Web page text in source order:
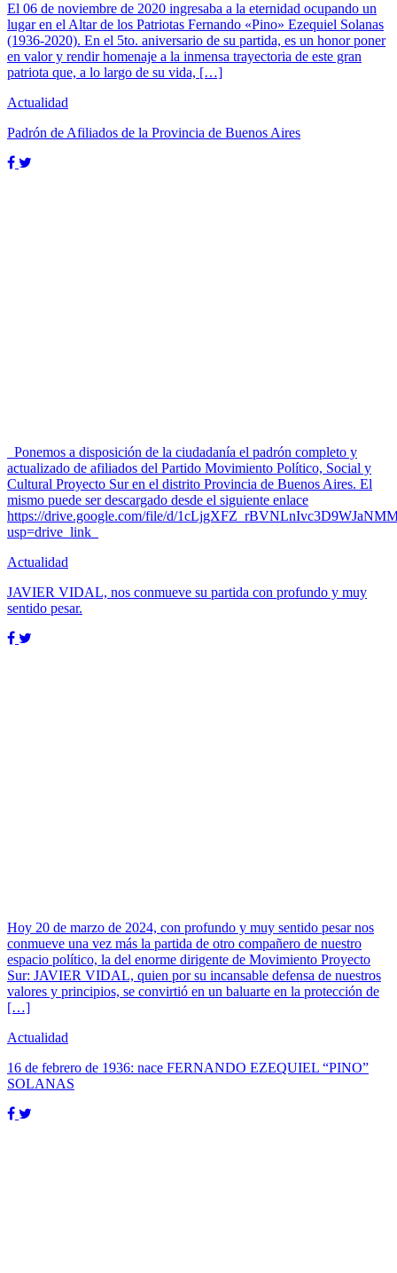
El 06 de noviembre de 2020 ingresaba a la eternidad ocupando un
lugar en el Altar de los Patriotas Fernando «Pino» Ezequiel Solanas
(1936-2020). En el 5to. aniversario de su partida, es un honor poner
en valor y rendir homenaje a la inmensa trayectoria de este gran
patriota que, a lo largo de su vida, […]
Actualidad
Padrón de Afiliados de la Provincia de Buenos Aires
Ponemos a disposición de la ciudadanía el padrón completo y
actualizado de afiliados del Partido Movimiento Político, Social y
Cultural Proyecto Sur en el distrito Provincia de Buenos Aires. El
mismo puede ser descargado desde el siguiente enlace
https://drive.google.com/file/d/
usp=drive_link
Actualidad
JAVIER VIDAL, nos conmueve su partida con profundo y muy
sentido pesar.
Hoy 20 de marzo de 2024, con profundo y muy sentido pesar nos
conmueve una vez más la partida de otro compañero de nuestro
espacio político, la del enorme dirigente de Movimiento Proyecto
Sur: JAVIER VIDAL, quien por su incansable defensa de nuestros
valores y principios, se convirtió en un baluarte en la protección de
[…]
Actualidad
16 de febrero de 1936: nace FERNANDO EZEQUIEL “PINO”
SOLANAS